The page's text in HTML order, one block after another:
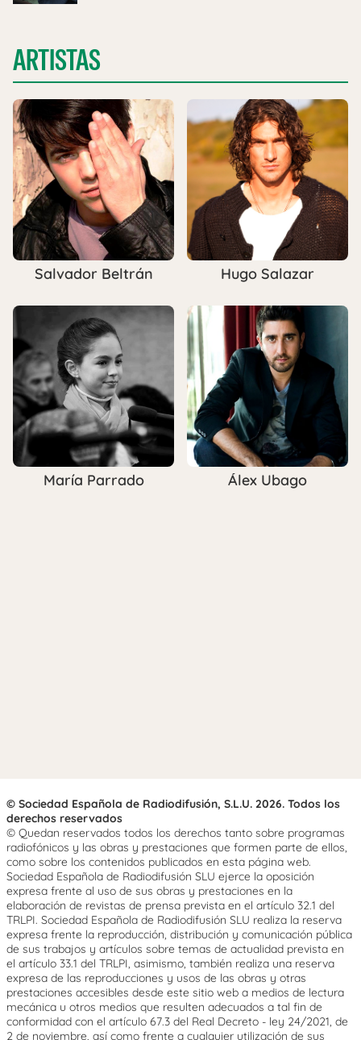
ARTISTAS
Salvador Beltrán Hugo Salazar
María Parrado Álex Ubago
© Sociedad Española de Radiodifusión, S.L.U. 2026. Todos los
derechos reservados
© Quedan reservados todos los derechos tanto sobre programas
radiofónicos y las obras y prestaciones que formen parte de ellos,
como sobre los contenidos publicados en esta página web.
Sociedad Española de Radiodifusión SLU ejerce la oposición
expresa frente al uso de sus obras y prestaciones en la
elaboración de revistas de prensa prevista en el artículo 32.1 del
TRLPI. Sociedad Española de Radiodifusión SLU realiza la reserva
expresa frente la reproducción, distribución y comunicación pública
de sus trabajos y artículos sobre temas de actualidad prevista en
el artículo 33.1 del TRLPI, asimismo, también realiza una reserva
expresa de las reproducciones y usos de las obras y otras
prestaciones accesibles desde este sitio web a medios de lectura
mecánica u otros medios que resulten adecuados a tal fin de
conformidad con el artículo 67.3 del Real Decreto - ley 24/2021, de
2 de noviembre, así como frente a cualquier utilización de sus